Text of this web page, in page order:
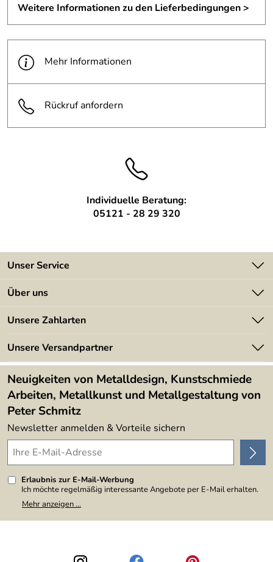
Weitere Informationen zu den Lieferbedingungen >
Mehr Informationen
Rückruf anfordern
Individuelle Beratung:
05121 - 28 29 320
Unser Service
Kontakt
Kundeninformationen
Newsletter
Lieferbedingungen
Über uns
Angebote
Kundenbewertungen (394)
4,9/5
Unsere Zahlarten
Unsere Versandpartner
Neuigkeiten von Metalldesign, Kunstschmiede
Arbeiten, Metallkunst und Metallgestaltung von
Peter Schmitz
Newsletter anmelden & Vorteile sichern
Erlaubnis zur E-Mail-Werbung
Ich möchte regelmäßig interessante Angebote per E-Mail erhalten.
Meine E-Mail-Adresse wird nicht an andere Unternehmen
weitergegeben. Zu statistischen Zwecken wird in anonymer Form
den Link "Abmelden" am Ende des Newsletters anklicke. Die
Mehr anzeigen ...